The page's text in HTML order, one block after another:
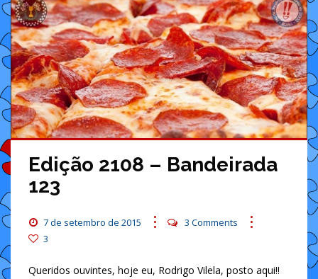
Edição 2108 – Bandeirada
123
7 de setembro de 2015
3 Comments
3
Queridos ouvintes, hoje eu, Rodrigo Vilela, posto aqui!!